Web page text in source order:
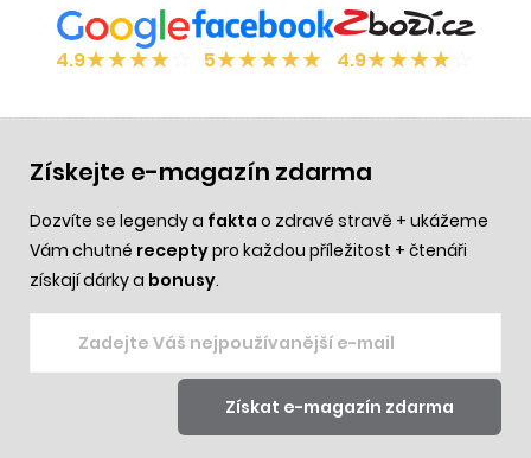
4.9★★★★ 5★★★★★ 4.9★★★★
Získejte e-magazín zdarma
Dozvíte se legendy a fakta o zdravé stravě + ukážeme
Vám chutné receptypro každou příležitost + čtenáři
získají dárky a bonusy.